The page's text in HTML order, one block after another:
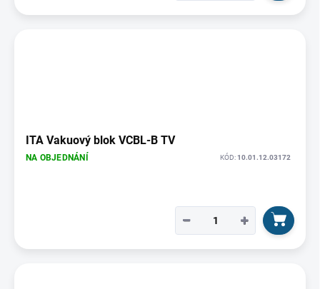
ITA Vakuový blok VCBL-B TV
NA OBJEDNÁNÍ KÓD:10.01.12.03172
+
−